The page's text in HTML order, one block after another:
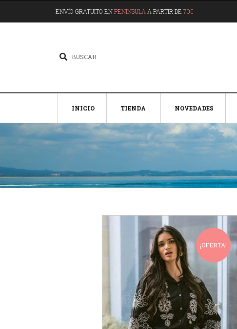
ENVÍO GRATUITO ENPENINSULA A PARTIR DE 70€
INICIO TIENDA NOVEDADES
¡OFERTA!